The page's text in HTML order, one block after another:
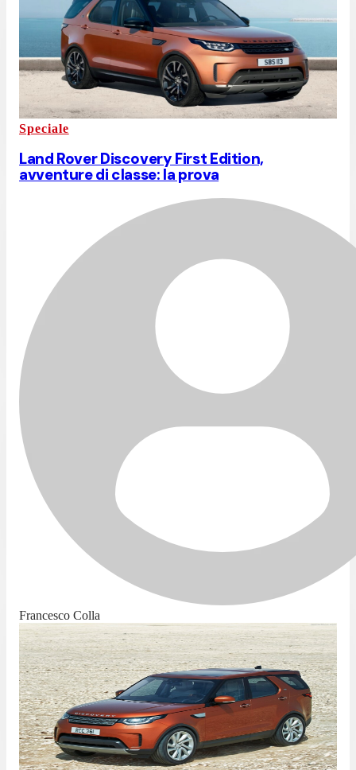
Speciale
Land Rover Discovery First Edition,
avventure di classe: la prova
Francesco Colla